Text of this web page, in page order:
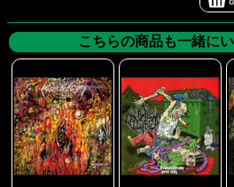
こちらの商品も一緒に